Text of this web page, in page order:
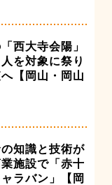
西大寺会陽」
を対象に祭り
【岡山・岡山
知識と技術が
施設で「赤十
ラバン」【岡